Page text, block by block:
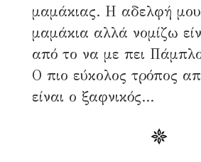
μαμάκιας. Η αδελφή μου
μαμάκια αλλά νομίζω
από το να με πει
Ο πιο εύκολος τρόπος
είναι ο ξαφνικός...